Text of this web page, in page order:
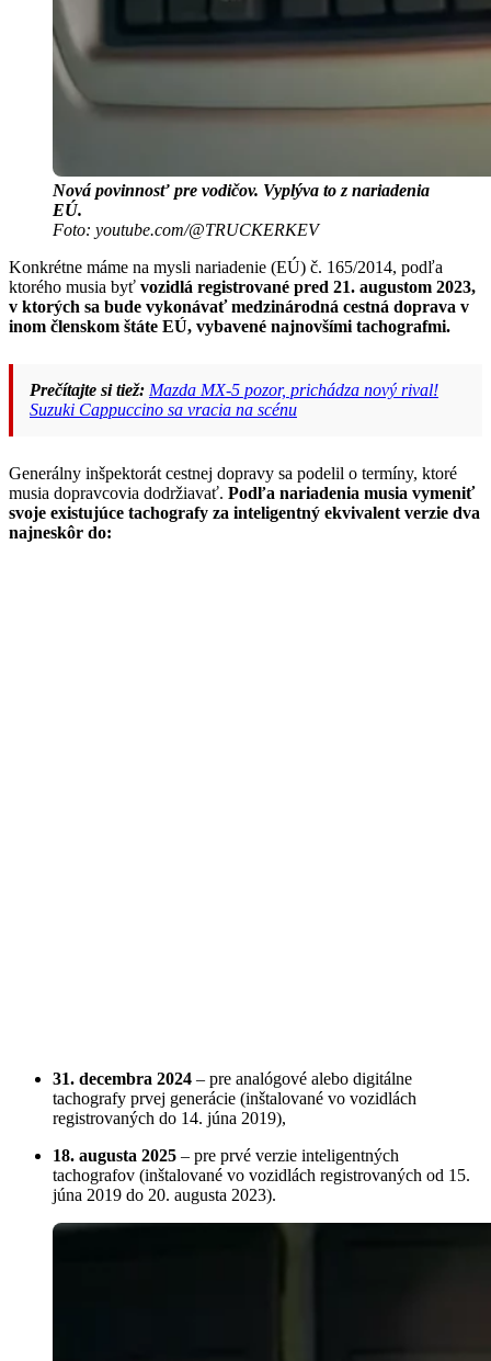
Nová povinnosť pre vodičov. Vyplýva to z nariadenia
EÚ.
Foto: youtube.com/@TRUCKERKEV
Konkrétne máme na mysli nariadenie (EÚ) č. 165/2014, podľa
ktorého musia byť vozidlá registrované pred 21. augustom 2023,
v ktorých sa bude vykonávať medzinárodná cestná doprava v
inom členskom štáte EÚ, vybavené najnovšími tachografmi.
Prečítajte si tiež: Mazda MX-5 pozor, prichádza nový rival!
Suzuki Cappuccino sa vracia na scénu
Generálny inšpektorát cestnej dopravy sa podelil o termíny, ktoré
musia dopravcovia dodržiavať. Podľa nariadenia musia vymeniť
svoje existujúce tachografy za inteligentný ekvivalent verzie dva
najneskôr do:
31. decembra 2024 – pre analógové alebo digitálne
tachografy prvej generácie (inštalované vo vozidlách
registrovaných do 14. júna 2019),
18. augusta 2025 – pre prvé verzie inteligentných
tachografov (inštalované vo vozidlách registrovaných od 15.
júna 2019 do 20. augusta 2023).